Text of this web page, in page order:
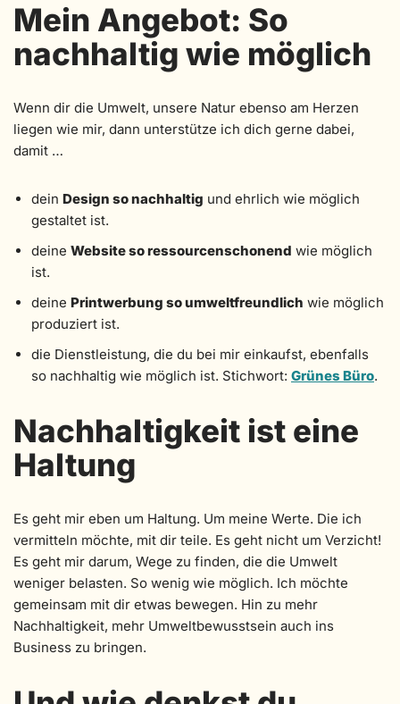
Mein Angebot: So
nachhaltig wie möglich
Wenn dir die Umwelt, unsere Natur ebenso am Herzen
liegen wie mir, dann unterstütze ich dich gerne dabei,
damit …
dein Design so nachhaltig und ehrlich wie möglich
gestaltet ist.
deine Website so ressourcenschonend wie möglich
ist.
deine Printwerbung so umweltfreundlich wie möglich
produziert ist.
die Dienstleistung, die du bei mir einkaufst, ebenfalls
so nachhaltig wie möglich ist. Stichwort: Grünes Büro.
Nachhaltigkeit ist eine
Haltung
Es geht mir eben um Haltung. Um meine Werte. Die ich
vermitteln möchte, mit dir teile. Es geht nicht um Verzicht!
Es geht mir darum, Wege zu finden, die die Umwelt
weniger belasten. So wenig wie möglich. Ich möchte
gemeinsam mit dir etwas bewegen. Hin zu mehr
Nachhaltigkeit, mehr Umweltbewusstsein auch ins
Business zu bringen.